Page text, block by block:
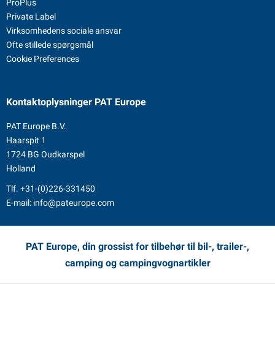
ProPlus
Private Label
Virksomhedens sociale ansvar
Ofte stillede spørgsmål
Cookie Preferences
Kontaktoplysninger PAT Europe
PAT Europe B.V.
Haarspit 1
1724 BG Oudkarspel
Holland
Tlf. +31-(0)226-331450
E-mail: info@pateurope.com
PAT Europe, din grossist for tilbehør til bil-, trailer-,
camping og campingvognartikler